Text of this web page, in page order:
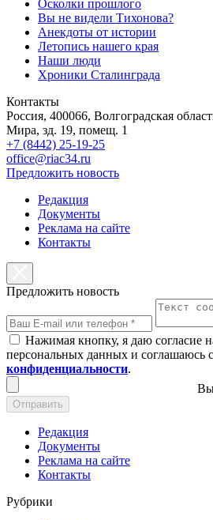
Осколки прошлого
Вы не видели Тихонова?
Анекдоты от истории
Летопись нашего края
Наши люди
Хроники Сталинграда
Контакты
Россия, 400066, Волгоградская
Мира, зд. 19, помещ. 1
+7 (8442) 25-19-25
office@riac34.ru
Предложить новость
Редакция
Документы
Реклама на сайте
Контакты
Предложить новость
Нажимая кнопку, я даю согласие
персональных данных и соглашаюсь с
конфиденциальности.
Отправить
Редакция
Документы
Реклама на сайте
Контакты
Рубрики